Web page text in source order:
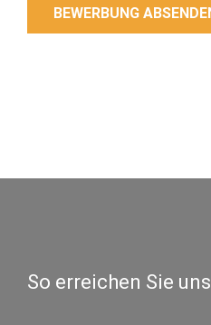
So erreichen Sie uns